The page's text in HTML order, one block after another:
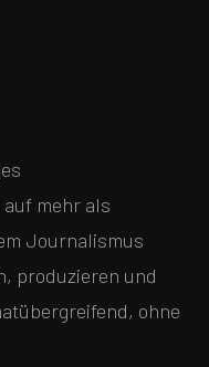
mehr als
Journalismus
produzieren und
ohne